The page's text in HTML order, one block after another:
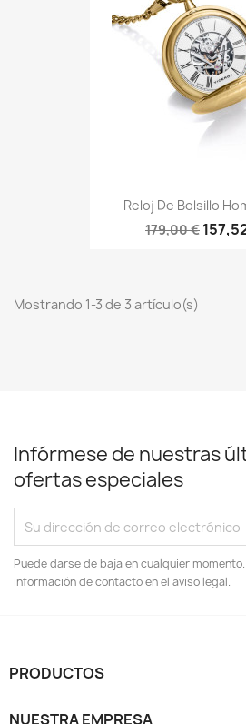
Reloj De Bolsillo
179,00 €
Mostrando 1-3 de 3 artículo(s)
Infórmese de nuestras
ofertas especiales
Puede darse de baja en cualquier
información de contacto en el aviso legal.
PRODUCTOS
NUESTRA EMPRESA